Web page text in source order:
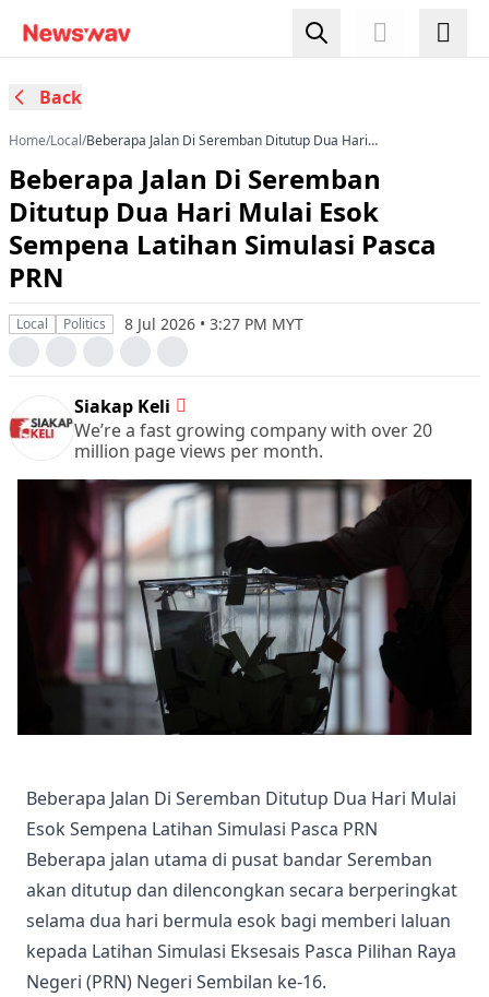
Back
Home/Local/Beberapa Jalan Di Seremban Ditutup Dua Hari
PRN
Beberapa Jalan Di Seremban
Ditutup Dua Hari Mulai Esok
Sempena Latihan Simulasi Pasca
PRN
Local Politics 8 Jul 2026 • 3:27 PM MYT
Siakap Keli
We’re a fast growing company with over 20
million page views per month.
Beberapa Jalan Di Seremban Ditutup Dua Hari Mulai
Esok Sempena Latihan Simulasi Pasca PRN
Beberapa jalan utama di pusat bandar Seremban
akan ditutup dan dilencongkan secara berperingkat
selama dua hari bermula esok bagi memberi laluan
kepada Latihan Simulasi Eksesais Pasca Pilihan Raya
Negeri (PRN) Negeri Sembilan ke-16.